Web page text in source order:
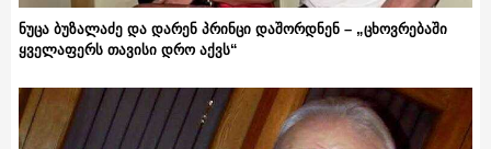
ნუცა ბუზალაძე და დარენ პრინცი დაშორდნენ – „ცხოვრებაში
ყველაფერს თავისი დრო აქვს“